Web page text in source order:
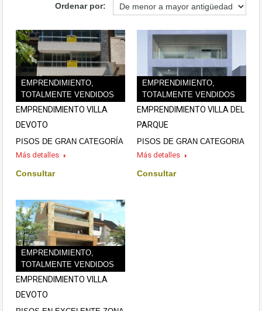
Ordenar por:
EMPRENDIMIENTO,
TOTALMENTE VENDIDOS
EMPRENDIMIENTO VILLA
DEVOTO
PISOS DE GRAN CATEGORÍA
Más detalles
Consultar
EMPRENDIMIENTO,
TOTALMENTE VENDIDOS
EMPRENDIMIENTO VILLA DEL
PARQUE
PISOS DE GRAN CATEGORIA
Más detalles
Consultar
EMPRENDIMIENTO,
TOTALMENTE VENDIDOS
EMPRENDIMIENTO VILLA
DEVOTO